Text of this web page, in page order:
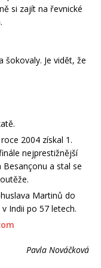
si zajít na řevnické
Je vidět, že
2004 získal 1.
nejprestižnější
a stal se
Martinů do
Indii po 57 letech.
Pavla Nováčková